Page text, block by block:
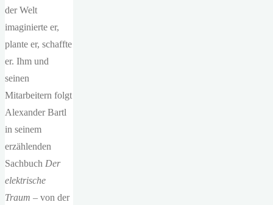
der Welt
imaginierte er,
plante er, schaffte
er. Ihm und
seinen
Mitarbeitern folgt
Alexander Bartl
in seinem
erzählenden
Sachbuch Der
elektrische
Traum – von der